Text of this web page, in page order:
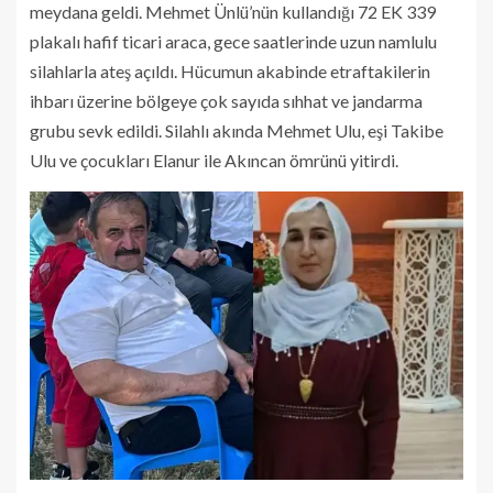
meydana geldi. Mehmet Ünlü’nün kullandığı 72 EK 339
plakalı hafif ticari araca, gece saatlerinde uzun namlulu
silahlarla ateş açıldı. Hücumun akabinde etraftakilerin
ihbarı üzerine bölgeye çok sayıda sıhhat ve jandarma
grubu sevk edildi. Silahlı akında Mehmet Ulu, eşi Takibe
Ulu ve çocukları Elanur ile Akıncan ömrünü yitirdi.